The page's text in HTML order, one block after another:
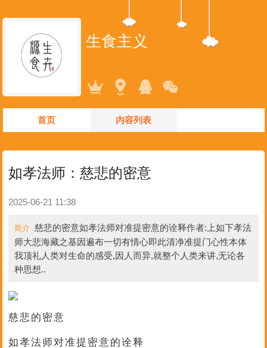
生食主义
首页 内容列表
如孝法师：慈悲的密意
2025-06-21 11:38
简介 慈悲的密意如孝法师对准提密意的诠释作者:上如下孝法
师大悲海藏之基因遍布一切有情心即此清净准提门心性本体
我顶礼人类对生命的感受,因人而异,就整个人类来讲,无论各
种思想..
慈悲的密意
如孝法师对准提密意的诠释